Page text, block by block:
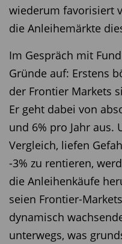
wiederum favorisiert
die Anleihemärkte
Im Gespräch mit
Gründe auf: Erstens
der Frontier Markets
Er geht dabei von
und 6% pro Jahr aus.
Vergleich, liefen
-3% zu rentieren,
die Anleihenkäufe
seien Frontier-
dynamisch
unterwegs, was